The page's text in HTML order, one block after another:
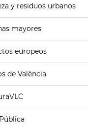
y residuos urbanos
mayores
europeos
de València